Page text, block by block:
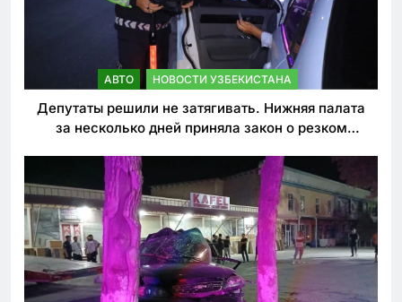
АВТО НОВОСТИ УЗБЕКИСТАНА
Депутаты решили не затягивать. Нижняя палата
за несколько дней приняла закон о резком